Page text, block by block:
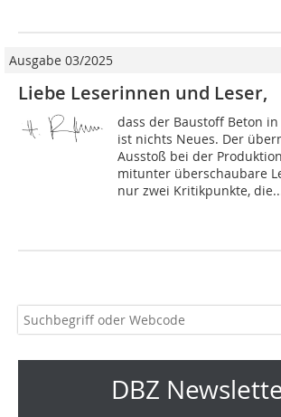
Ausgabe 03/2025
Liebe Leserinnen und Leser,
dass der Baustoff Beton
ist nichts Neues. Der
Ausstoß bei der
mitunter überschaubare
nur zwei Kritikpunkte,
DBZ